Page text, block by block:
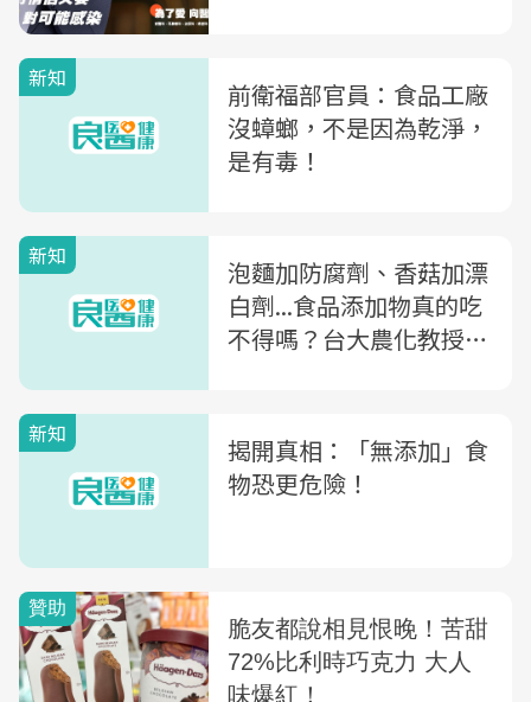
新知
前衛福部官員：食品工廠
沒蟑螂，不是因為乾淨，
是有毒！
新知
泡麵加防腐劑、香菇加漂
白劑...食品添加物真的吃
不得嗎？台大農化教授揭
新知
揭開真相：「無添加」食
物恐更危險！